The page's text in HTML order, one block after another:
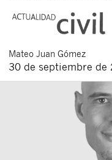
Mateo Juan Gómez
30 de septiembre de